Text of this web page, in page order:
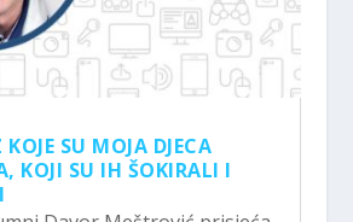
SU MOJA DJECA
KOJI SU IH ŠOKIRALI I